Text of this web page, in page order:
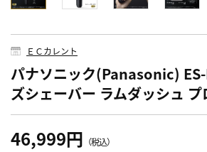
ＥＣカレント
パナソニック(Panasonic)
ズシェーバー ラムダッシュ
46,999円 （税込）